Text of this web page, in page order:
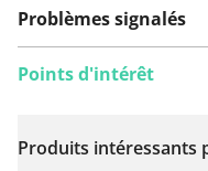
Problèmes signalés
Voir sur la
Points d'intérêt
Produits intéressants